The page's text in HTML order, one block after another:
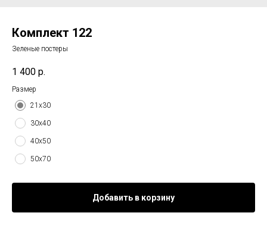
Комплект 122
Зеленые постеры
1 400 р.
Размер
21х30
30х40
40х50
50х70
Добавить в корзину